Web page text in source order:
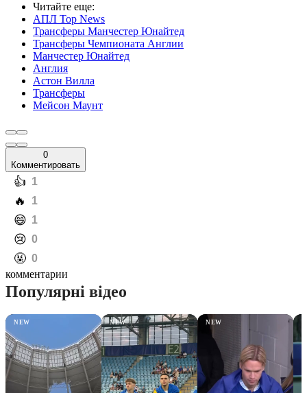
Читайте еще:
АПЛ Top News
Трансферы Манчестер Юнайтед
Трансферы Чемпионата Англии
Манчестер Юнайтед
Англия
Астон Вилла
Трансферы
Мейсон Маунт
0
Комментировать
️👍 1
️🔥 1
️😄 1
️😢 0
️🤬 0
комментарии